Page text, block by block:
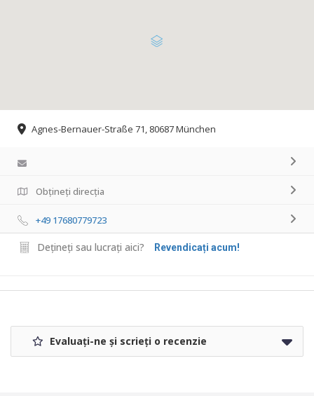
Agnes-Bernauer-Straße 71, 80687 München
Obțineți direcția
+49 17680779723
Dețineți sau lucrați aici? Revendicați acum!
Evaluați-ne și scrieți o recenzie